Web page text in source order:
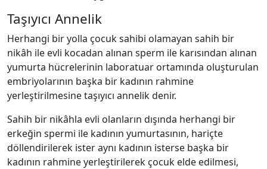
Taşıyıcı Annelik
Herhangi bir yolla çocuk sahibi olamayan sahih bir
nikâh ile evli kocadan alınan sperm ile karısından alınan
yumurta hücrelerinin laboratuar ortamında oluşturulan
embriyolarının başka bir kadının rahmine
yerleştirilmesine taşıyıcı annelik denir.
Sahih bir nikâhla evli olanların dışında herhangi bir
erkeğin spermi ile kadının yumurtasının, hariçte
döllendirilerek ister aynı kadının isterse başka bir
kadının rahmine yerleştirilerek çocuk elde edilmesi,